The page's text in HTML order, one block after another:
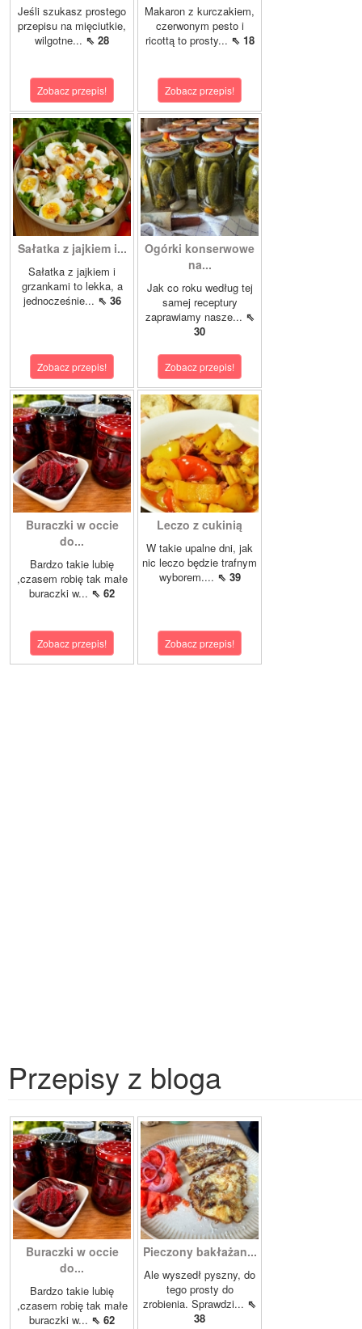
Jeśli szukasz prostego
przepisu na mięciutkie,
wilgotne... ⇖ 28
Zobacz przepis!
Makaron z kurczakiem,
czerwonym pesto i
ricottą to prosty... ⇖ 18
Zobacz przepis!
Sałatka z jajkiem i...
Sałatka z jajkiem i
grzankami to lekka, a
jednocześnie... ⇖ 36
Zobacz przepis!
Ogórki konserwowe
na...
Jak co roku według tej
samej receptury
zaprawiamy nasze... ⇖
30
Zobacz przepis!
Buraczki w occie
do...
Bardzo takie lubię
,czasem robię tak małe
buraczki w... ⇖ 62
Zobacz przepis!
Leczo z cukinią
W takie upalne dni, jak
nic leczo będzie trafnym
wyborem.... ⇖ 39
Zobacz przepis!
Przepisy z bloga
Buraczki w occie
do...
Bardzo takie lubię
,czasem robię tak małe
buraczki w... ⇖ 62
Pieczony bakłażan...
Ale wyszedł pyszny, do
tego prosty do
zrobienia. Sprawdzi... ⇖
38